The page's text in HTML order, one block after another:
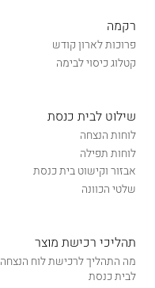
רקמה
פרוכות לארון קודש
קטלוג כיסוי לבימה
שילוט לבית כנסת
לוחות הנצחה
לוחות תפילה
אבזור וקישוט בית כנסת
שלטי הכוונה
תהליכי רכישת מוצר
מה התהליך לרכישת לוח הנצחה
לבית כנסת